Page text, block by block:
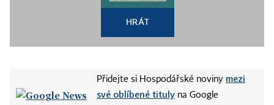
HRÁT
Přidejte si Hospodářské noviny mezi
své oblíbené tituly na Google